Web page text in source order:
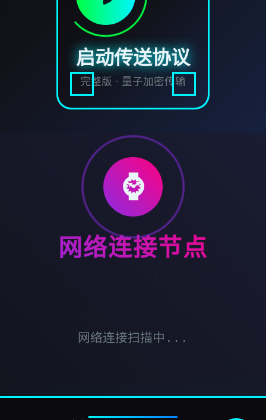
启动传送协议
完整版 · 量子加密传输
⌚
网络连接节点
网络连接扫描中...